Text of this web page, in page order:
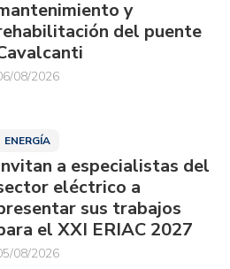
y
del puente
08/2026
ENERGÍA
a especialistas del
eléctrico a
sus trabajos
el XXI ERIAC 2027
08/2026